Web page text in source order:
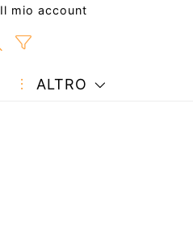
Il mio account
ALTRO